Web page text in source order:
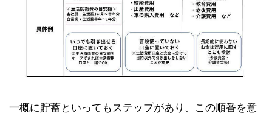
一概に貯蓄といってもステップがあり、この順番を意